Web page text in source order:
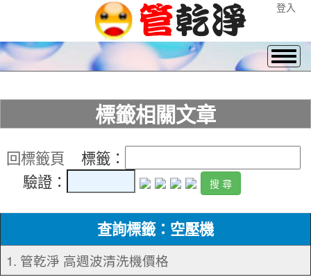
登入
標籤相關文章
回標籤頁 標籤：
驗證：
查詢標籤：空壓機
1. 管乾淨 高週波清洗機價格